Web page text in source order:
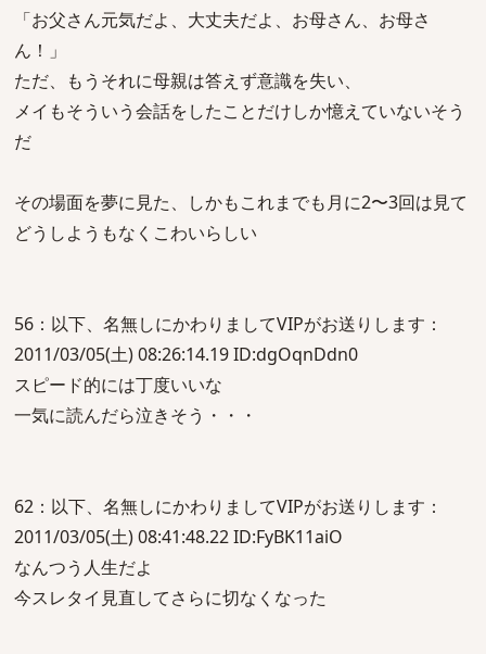
「お父さん元気だよ、大丈夫だよ、お母さん、お母さ
ん！」
ただ、もうそれに母親は答えず意識を失い、
メイもそういう会話をしたことだけしか憶えていないそう
だ
その場面を夢に見た、しかもこれまでも月に2〜3回は見て
どうしようもなくこわいらしい
56：以下、名無しにかわりましてVIPがお送りします：
2011/03/05(土) 08:26:14.19 ID:dgOqnDdn0
スピード的には丁度いいな
一気に読んだら泣きそう・・・
62：以下、名無しにかわりましてVIPがお送りします：
2011/03/05(土) 08:41:48.22 ID:FyBK11aiO
なんつう人生だよ
今スレタイ見直してさらに切なくなった